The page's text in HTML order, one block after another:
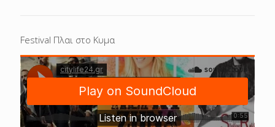
Festival Πλαι στο Κυμα